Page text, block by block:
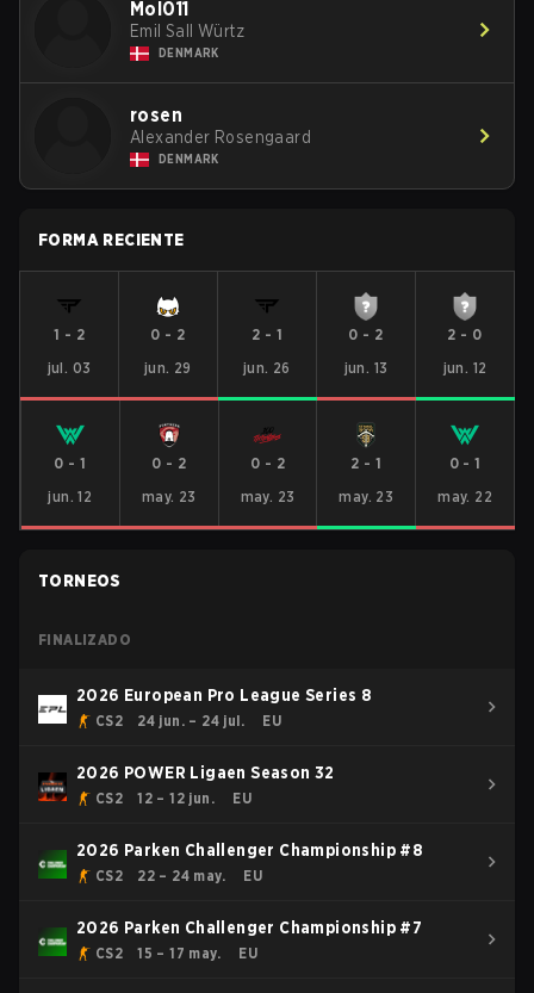
Mol011
Emil Sall Würtz
DENMARK
rosen
Alexander Rosengaard
DENMARK
FORMA RECIENTE
1 - 2
jul. 03
0 - 2
jun. 29
2 - 1
jun. 26
0 - 2
jun. 13
2 - 0
jun. 12
0 - 1
jun. 12
0 - 2
may. 23
0 - 2
may. 23
2 - 1
may. 23
0-1
may. 22
TORNEOS
FINALIZADO
2026 European Pro League Series 8
CS2 24 jun. – 24 jul. EU
2026 POWER Ligaen Season 32
CS2 12 – 12 jun. EU
2026 Parken Challenger Championship #8
CS2 22 – 24 may. EU
2026 Parken Challenger Championship #7
CS2 15 – 17 may. EU